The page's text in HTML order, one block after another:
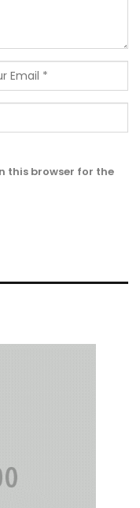
this browser for the